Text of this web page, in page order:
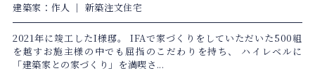
建築家：作人 ｜ 新築注文住宅
2021年に竣工したI様邸。 IFAで家づくりをしていただいた500組
を越すお施主様の中でも屈指のこだわりを持ち、 ハイレベルに
「建築家との家づくり」を満喫さ...